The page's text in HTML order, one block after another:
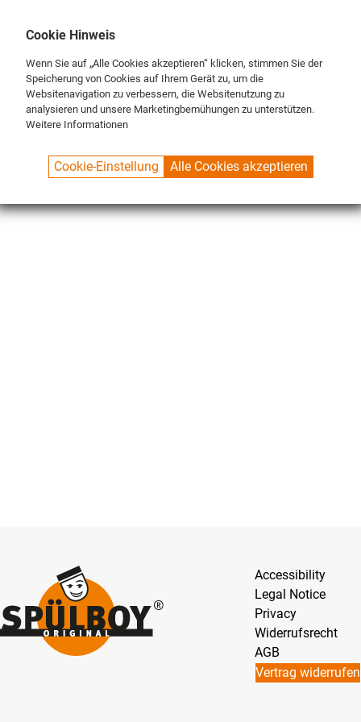
SPUELBOY.DE SHOP SPECIALS URINAL SCREEN
Accessibility
Legal Notice
Privacy
Widerrufsrecht
AGB
Vertrag widerrufen
Cookie Hinweis
Wenn Sie auf „Alle Cookies akzeptieren“ klicken, stimmen Sie der
Speicherung von Cookies auf Ihrem Gerät zu, um die
Websitenavigation zu verbessern, die Websitenutzung zu
analysieren und unsere Marketingbemühungen zu unterstützen.
Weitere Informationen
Cookie-Einstellung Alle Cookies akzeptieren